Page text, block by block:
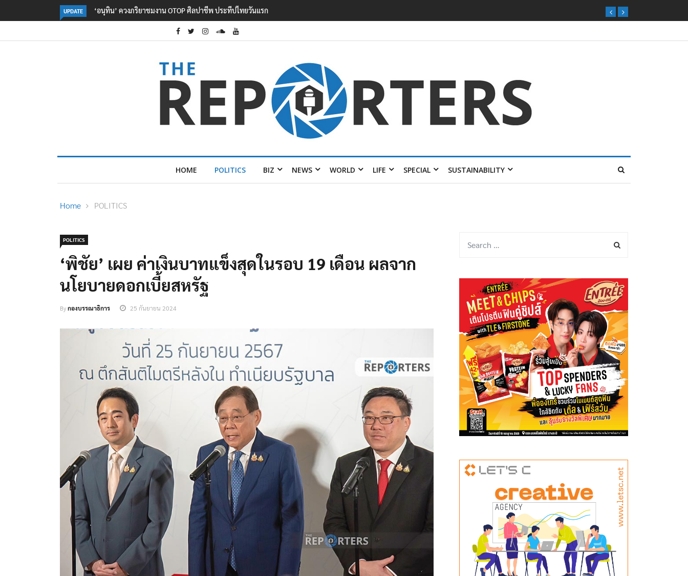
UPDATE ลอรีอัลโชว์ผลประกอบการครึ่งปีแรกโต 6.5% กวาดรายได้ 2.3 หมื่นล้านยูโร คว้าไลเซนส์ ‘กุชชี่’ 50 ปี พร้อมส่ง 4 แบรนด์ใหม่บุกตลาดไทย
HOME POLITICS BIZ NEWS WORLD LIFE SPECIAL SUSTAINABILITY
Home POLITICS
POLITICS
‘พิชัย’ เผย ค่าเงินบาทแข็งสุดในรอบ 19 เดือน ผลจาก
นโยบายดอกเบี้ยสหรัฐ
Byกองบรรณาธิการ 25 กันยายน 2024